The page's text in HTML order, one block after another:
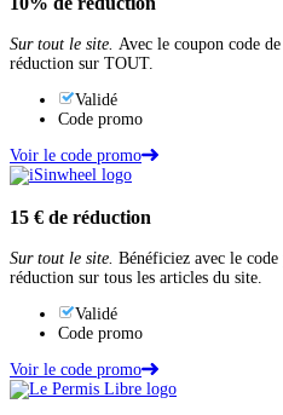
Sur tout le site. Avec le coupon code
réduction sur TOUT.
Validé
Code promo
Voir le code promo
15 € de réduction
Sur tout le site. Bénéficiez avec le
réduction sur tous les articles du site.
Validé
Code promo
Voir le code promo